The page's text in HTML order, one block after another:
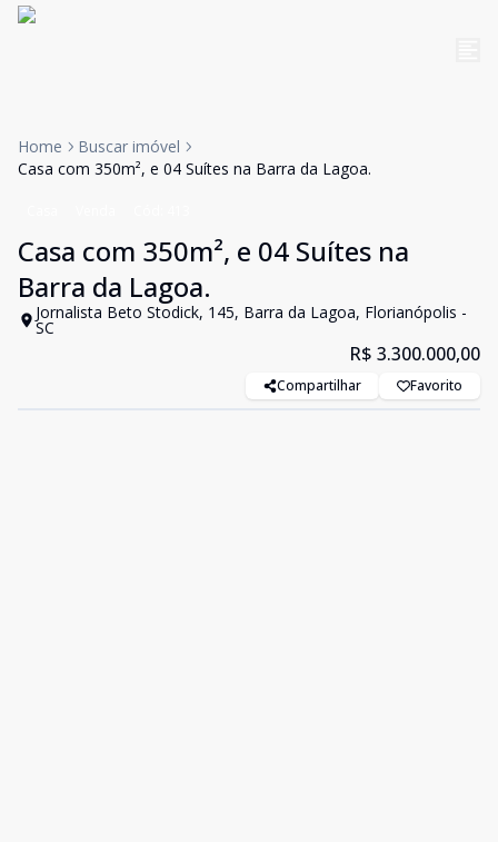
Home
Buscar imóvel
Casa com 350m², e 04 Suítes na Barra da Lagoa.
Casa com 350m², e 04 Suítes na
Barra da Lagoa.
Jornalista Beto Stodick, 145, Barra da Lagoa, Florianópolis -
SC
R$ 3.300.000,00
Compartilhar Favorito